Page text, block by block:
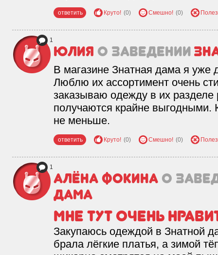
ответить Круто! (0) Смешно! (0)
1
Юлия о заведении
В магазине Знатная дама я уже
Люблю их ассортимент очень
заказываю одежду в их разделе
получаются крайне выгодными.
не меньше.
ответить Круто! (0) Смешно! (0)
1
Алёна Фокина о
Дама
Мне тут очень
Закупаюсь одеждой в Знатной
брала лёгкие платья, а зимой